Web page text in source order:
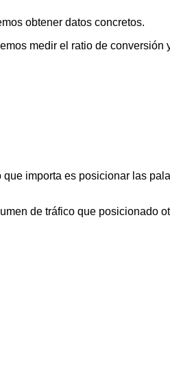
obtener datos concretos.
medir el ratio de conversión
importa es posicionar las
de tráfico que posicionado